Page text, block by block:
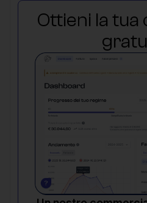
Ottieni la tua